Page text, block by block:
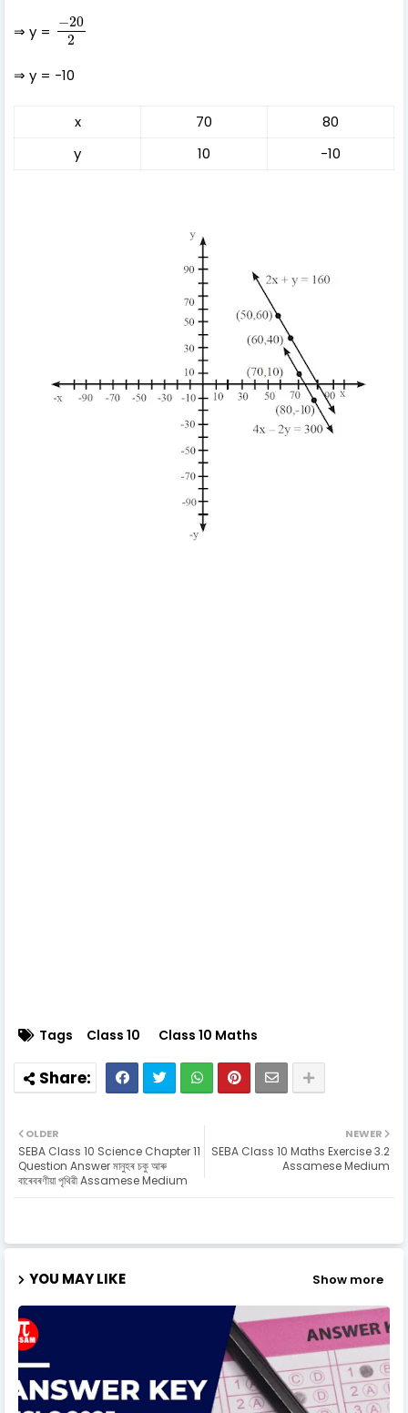
⇒ y = −20
2
20
⇒ y = -10
x 70
80
y
10 -10
Tags Class 10 Class 10 Maths
NEWER
SEBA Class 10 Maths Exercise 3.2
Assamese Medium
OLDER
SEBA Class 10 Science Chapter 11
Question Answer মানুহৰ চকু আৰু
বাৰেবৰণীয়া পৃথিৱী Assamese Medium
YOU MAY LIKE Show more